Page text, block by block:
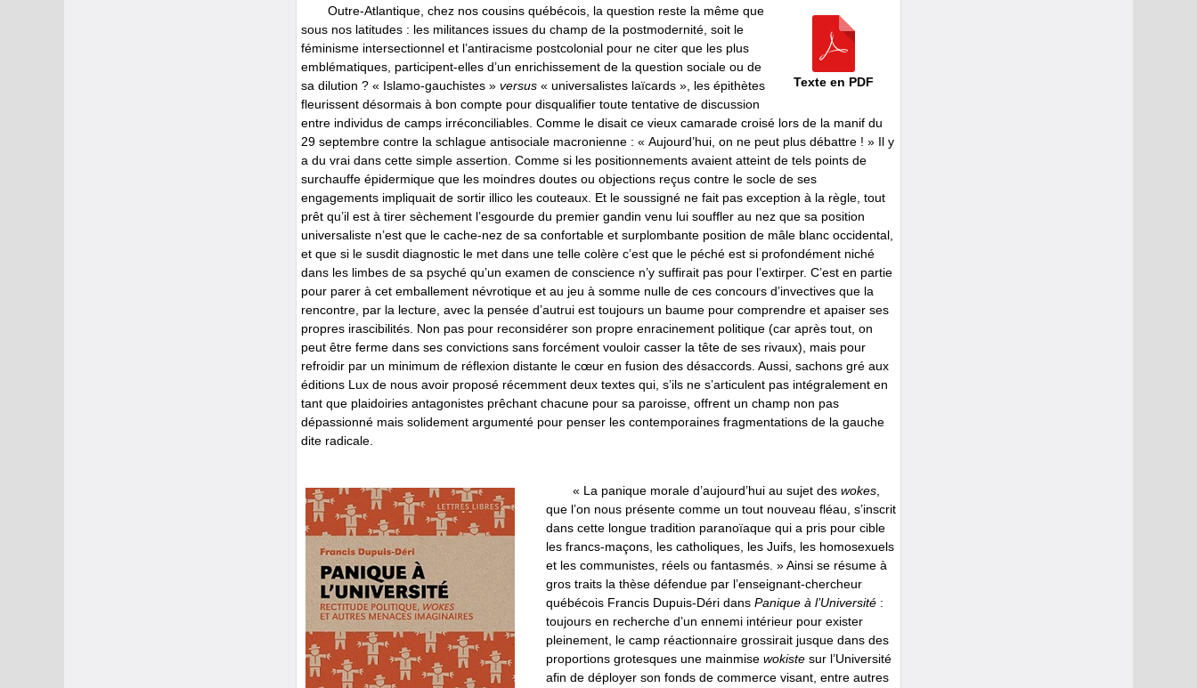
Texte en PDF
Outre-Atlantique, chez nos cousins québécois, la question reste la même que
sous nos latitudes : les militances issues du champ de la postmodernité, soit le
féminisme intersectionnel et l’antiracisme postcolonial pour ne citer que les plus
emblématiques, participent-elles d’un enrichissement de la question sociale ou de
sa dilution ? « Islamo-gauchistes » versus « universalistes laïcards », les épithètes
fleurissent désormais à bon compte pour disqualifier toute tentative de discussion
entre individus de camps irréconciliables. Comme le disait ce vieux camarade croisé lors de la manif du
29 septembre contre la schlague antisociale macronienne : « Aujourd’hui, on ne peut plus débattre ! » Il y
a du vrai dans cette simple assertion. Comme si les positionnements avaient atteint de tels points de
surchauffe épidermique que les moindres doutes ou objections reçus contre le socle de ses
engagements impliquait de sortir illico les couteaux. Et le soussigné ne fait pas exception à la règle, tout
prêt qu’il est à tirer sèchement l’esgourde du premier gandin venu lui souffler au nez que sa position
universaliste n’est que le cache-nez de sa confortable et surplombante position de mâle blanc occidental,
et que si le susdit diagnostic le met dans une telle colère c’est que le péché est si profondément niché
dans les limbes de sa psyché qu’un examen de conscience n’y suffirait pas pour l’extirper. C’est en partie
pour parer à cet emballement névrotique et au jeu à somme nulle de ces concours d’invectives que la
rencontre, par la lecture, avec la pensée d’autrui est toujours un baume pour comprendre et apaiser ses
propres irascibilités. Non pas pour reconsidérer son propre enracinement politique (car après tout, on
peut être ferme dans ses convictions sans forcément vouloir casser la tête de ses rivaux), mais pour
refroidir par un minimum de réflexion distante le cœur en fusion des désaccords. Aussi, sachons gré aux
éditions Lux de nous avoir proposé récemment deux textes qui, s’ils ne s’articulent pas intégralement en
tant que plaidoiries antagonistes prêchant chacune pour sa paroisse, offrent un champ non pas
dépassionné mais solidement argumenté pour penser les contemporaines fragmentations de la gauche
dite radicale.
« La panique morale d’aujourd’hui au sujet des wokes,
que l’on nous présente comme un tout nouveau fléau, s’inscrit
dans cette longue tradition paranoïaque qui a pris pour cible
les francs-maçons, les catholiques, les Juifs, les homosexuels
et les communistes, réels ou fantasmés. » Ainsi se résume à
gros traits la thèse défendue par l’enseignant-chercheur
québécois Francis Dupuis-Déri dans Panique à l’Université :
toujours en recherche d’un ennemi intérieur pour exister
pleinement, le camp réactionnaire grossirait jusque dans des
proportions grotesques une mainmise wokiste sur l’Université
afin de déployer son fonds de commerce visant, entre autres